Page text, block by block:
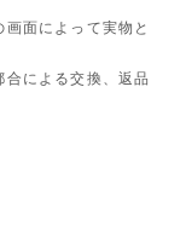
面によって実物と
合による交換、返品